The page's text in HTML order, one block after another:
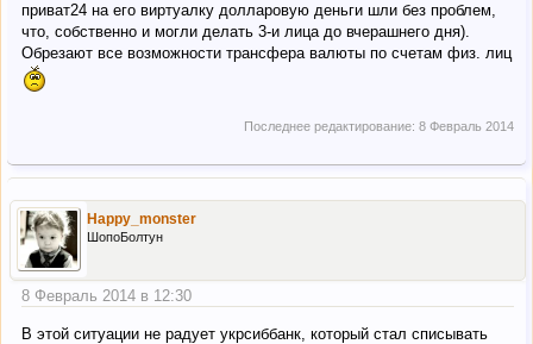
приват24 на его виртуалку долларовую деньги шли без проблем,
что, собственно и могли делать 3-и лица до вчерашнего дня).
Обрезают все возможности трансфера валюты по счетам физ. лиц
Последнее редактирование: 8 Февраль 2014
Happy_monster
ШопоБолтун
8 Февраль 2014 в 12:30
В этой ситуации не радует укрсиббанк, который стал списывать